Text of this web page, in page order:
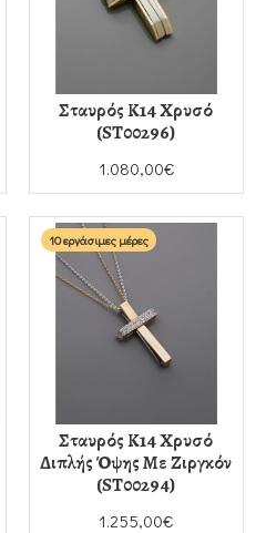
Σταυρός Κ14 Χρυσό
(ST00296)
1.080,00€
10 εργάσιμες μέρες
Σταυρός Κ14 Χρυσό
Διπλής Όψης Με Ζιργκόν
(ST00294)
1.255,00€